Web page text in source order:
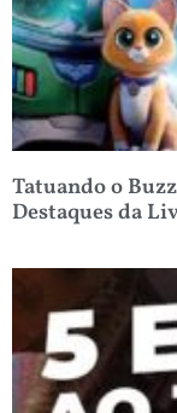
Tatuando o
Destaques da